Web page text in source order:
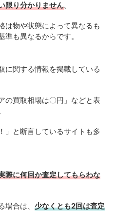
限り分かりません。
は物や状態によって異なるも
も異なるからです。
に関する情報を掲載している
の買取相場は〇円」などと表
」と断言しているサイトも多
際に何回か査定してもらわな
合は、 少なくとも2回は査定